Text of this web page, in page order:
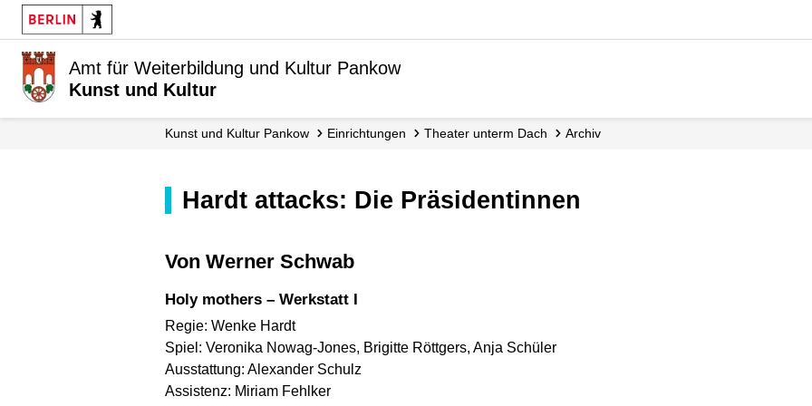
Amt für Weiterbildung und Kultur Pankow
Kunst und Kultur
Kunst und Kultur Pankow Einrichtungen Theater unterm Dach Archiv
hardt attacks: Die Präsidentinnen
von Werner Schwab
holy mothers – Werkstatt I
Regie: Wenke Hardt
Spiel: Veronika Nowag-Jones, Brigitte Röttgers, Anja Schüler
Ausstattung: Alexander Schulz
Assistenz: Miriam Fehlker